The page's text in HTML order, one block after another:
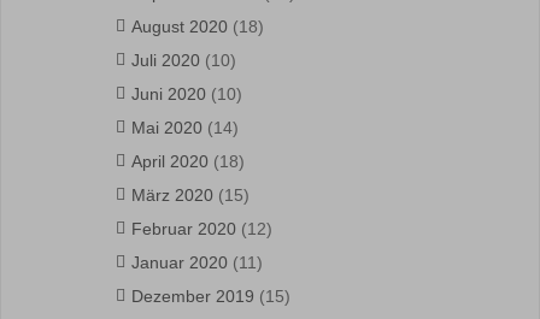
August 2020 (18)
Juli 2020 (10)
Juni 2020 (10)
Mai 2020 (14)
April 2020 (18)
März 2020 (15)
Februar 2020 (12)
Januar 2020 (11)
Dezember 2019 (15)